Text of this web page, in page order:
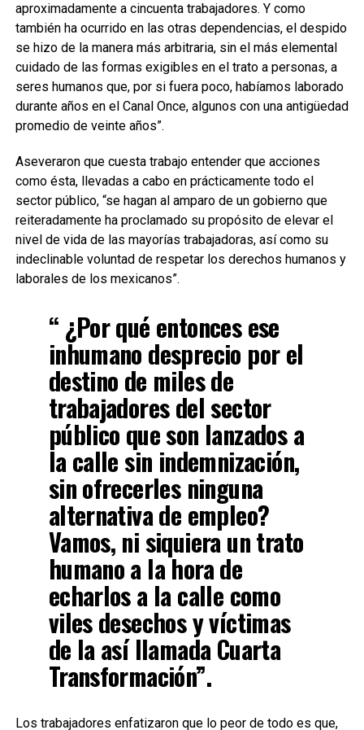
aproximadamente a cincuenta trabajadores. Y como
también ha ocurrido en las otras dependencias, el despido
se hizo de la manera más arbitraria, sin el más elemental
cuidado de las formas exigibles en el trato a personas, a
seres humanos que, por si fuera poco, habíamos laborado
durante años en el Canal Once, algunos con una antigüedad
promedio de veinte años”.
Aseveraron que cuesta trabajo entender que acciones
como ésta, llevadas a cabo en prácticamente todo el
sector público, “se hagan al amparo de un gobierno que
reiteradamente ha proclamado su propósito de elevar el
nivel de vida de las mayorías trabajadoras, así como su
indeclinable voluntad de respetar los derechos humanos y
laborales de los mexicanos”.
“ ¿Por qué entonces ese
inhumano desprecio por el
destino de miles de
trabajadores del sector
público que son lanzados a
la calle sin indemnización,
sin ofrecerles ninguna
alternativa de empleo?
Vamos, ni siquiera un trato
humano a la hora de
echarlos a la calle como
viles desechos y víctimas
de la así llamada Cuarta
Transformación”.
Los trabajadores enfatizaron que lo peor de todo es que,